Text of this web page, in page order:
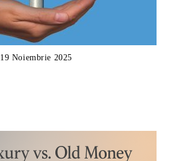
19 Noiembrie 2025